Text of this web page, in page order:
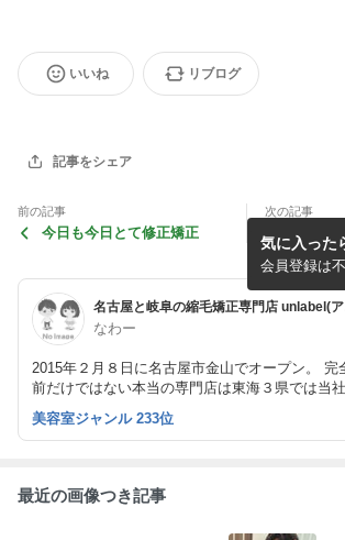
いいね リブログ
記事をシェア
前の記事
今日も今日とて修正矯正
次の記事
5月から、2
も受付開始
なわー
2015年２月８日に名古屋市金山でオープン。 完
前だけではない本当の専門店は東海３県では当社
生まれのゆとり社長が好き勝手書いてるブログ
いるのであらかじめご了承を
気に入った
会員登録は
美容室ジャンル 233位
最近の画像つき記事